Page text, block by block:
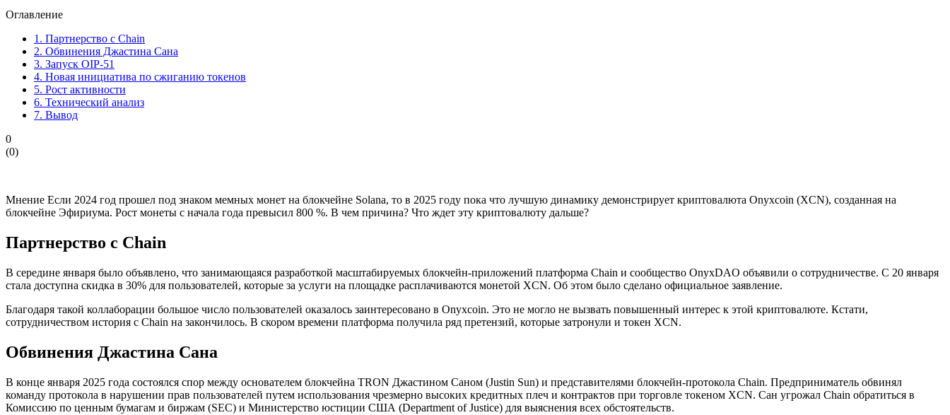
Оглавление
1. Партнерство с Chain
2. Обвинения Джастина Сана
3. Запуск OIP-51
4. Новая инициатива по сжиганию токенов
5. Рост активности
6. Технический анализ
7. Вывод
0
(0)
Мнение Если 2024 год прошел под знаком мемных монет на блокчейне Solana, то в 2025 году пока что лучшую динамику демонстрирует криптовалюта Onyxcoin (XCN), созданная на
блокчейне Эфириума. Рост монеты с начала года превысил 800 %. В чем причина? Что ждет эту криптовалюту дальше?
Партнерство с Chain
В середине января было объявлено, что занимающаяся разработкой масштабируемых блокчейн-приложений платформа Chain и сообщество OnyxDAO объявили о сотрудничестве. С 20 января
стала доступна скидка в 30% для пользователей, которые за услуги на площадке расплачиваются монетой XCN. Об этом было сделано официальное заявление.
Благодаря такой коллаборации большое число пользователей оказалось заинтересовано в Onyxcoin. Это не могло не вызвать повышенный интерес к этой криптовалюте. Кстати,
сотрудничеством история с Chain на закончилось. В скором времени платформа получила ряд претензий, которые затронули и токен XCN.
Обвинения Джастина Сана
В конце января 2025 года состоялся спор между основателем блокчейна TRON Джастином Саном (Justin Sun) и представителями блокчейн-протокола Chain. Предприниматель обвинял
команду протокола в нарушении прав пользователей путем использования чрезмерно высоких кредитных плеч и контрактов при торговле токеном XCN. Сан угрожал Chain обратиться в
Комиссию по ценным бумагам и биржам (SEC) и Министерство юстиции США (Department of Justice) для выяснения всех обстоятельств.